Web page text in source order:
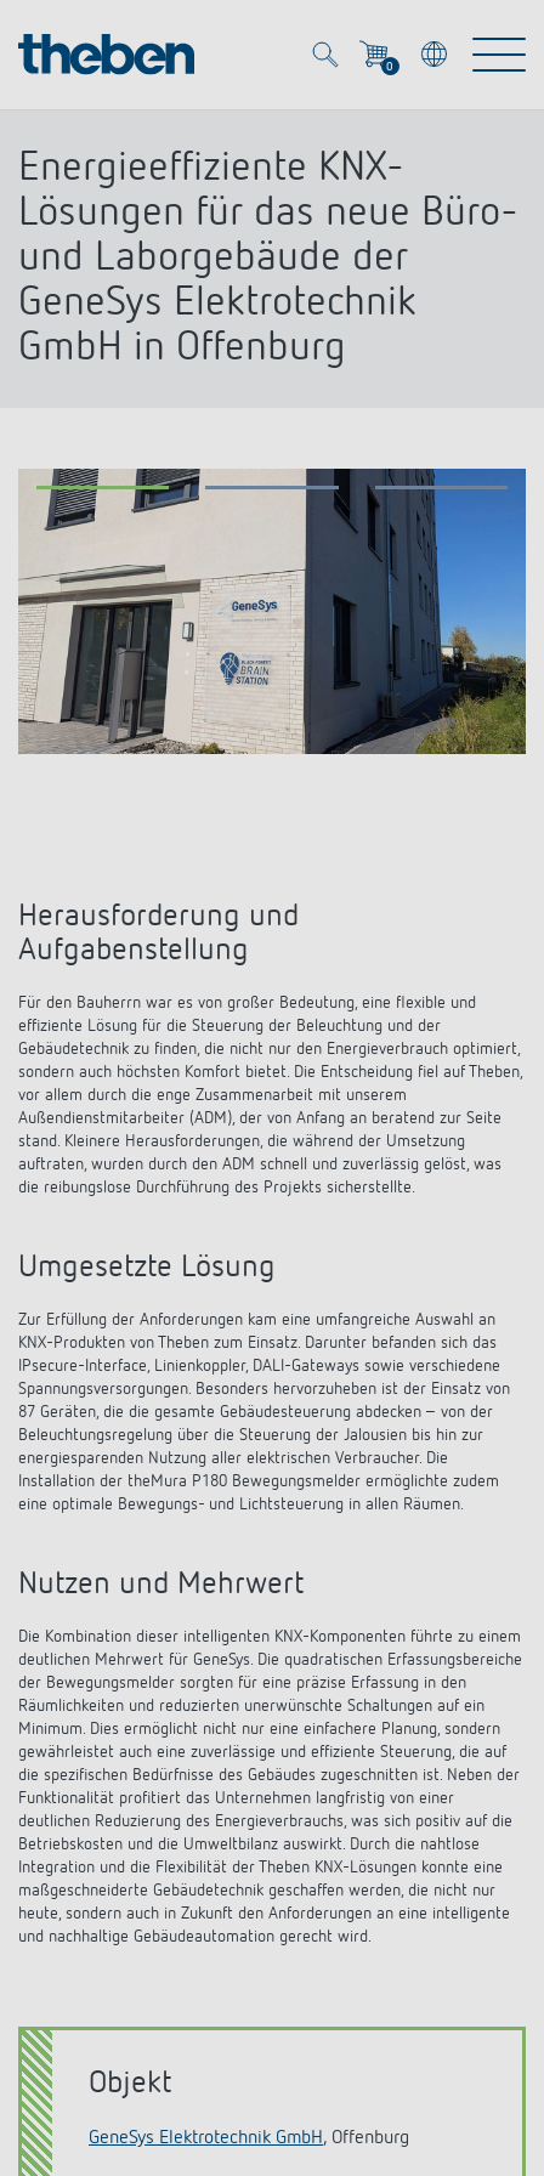
0
Produkte
Energy Manager
KNX
DALI
Präsenzmelder & Bewegungsmelder
LED-Leuchten
Zeit- und Lichtsteuerung
Klimaregelung
OEM
OEM-Lösungen
OEM-Referenzen
Lösungen
DALI-2 Lichtsteuerung
KNX-Systeme
KNX Smart Home System LUXORliving
Präsenzmelder und Bewegungsmelder
LED Beleuchtung
Referenzen
Downloads
Kataloge und Prospekte
Katalogbestellung
Seminare und Online-Trainings
Fachpresse
Unternehmen
Theben AG
News
Messe
Design
Historie
Karriere
Karriere bei Theben
Kontakt
Technischer Support
Vertrieb Weltweit
Anfrageformular
Anfahrt
Produktfinder
LUXORliving
Energieeffiziente KNX-
Lösungen für das neue Büro-
und Laborgebäude der
GeneSys Elektrotechnik
GmbH in Offenburg
Herausforderung und
Aufgabenstellung
Für den Bauherrn war es von großer Bedeutung, eine flexible und
effiziente Lösung für die Steuerung der Beleuchtung und der
Gebäudetechnik zu finden, die nicht nur den Energieverbrauch optimiert,
sondern auch höchsten Komfort bietet. Die Entscheidung fiel auf Theben,
vor allem durch die enge Zusammenarbeit mit unserem
Außendienstmitarbeiter (ADM), der von Anfang an beratend zur Seite
stand. Kleinere Herausforderungen, die während der Umsetzung
auftraten, wurden durch den ADM schnell und zuverlässig gelöst, was
die reibungslose Durchführung des Projekts sicherstellte.
Umgesetzte Lösung
Zur Erfüllung der Anforderungen kam eine umfangreiche Auswahl an
KNX-Produkten von Theben zum Einsatz. Darunter befanden sich das
IPsecure-Interface, Linienkoppler, DALI-Gateways sowie verschiedene
Spannungsversorgungen. Besonders hervorzuheben ist der Einsatz von
87 Geräten, die die gesamte Gebäudesteuerung abdecken – von der
Beleuchtungsregelung über die Steuerung der Jalousien bis hin zur
energiesparenden Nutzung aller elektrischen Verbraucher. Die
Installation der theMura P180 Bewegungsmelder ermöglichte zudem
eine optimale Bewegungs- und Lichtsteuerung in allen Räumen.
Nutzen und Mehrwert
Die Kombination dieser intelligenten KNX-Komponenten führte zu einem
deutlichen Mehrwert für GeneSys. Die quadratischen Erfassungsbereiche
der Bewegungsmelder sorgten für eine präzise Erfassung in den
Räumlichkeiten und reduzierten unerwünschte Schaltungen auf ein
Minimum. Dies ermöglicht nicht nur eine einfachere Planung, sondern
gewährleistet auch eine zuverlässige und effiziente Steuerung, die auf
die spezifischen Bedürfnisse des Gebäudes zugeschnitten ist. Neben der
Funktionalität profitiert das Unternehmen langfristig von einer
deutlichen Reduzierung des Energieverbrauchs, was sich positiv auf die
Betriebskosten und die Umweltbilanz auswirkt. Durch die nahtlose
Integration und die Flexibilität der Theben KNX-Lösungen konnte eine
maßgeschneiderte Gebäudetechnik geschaffen werden, die nicht nur
heute, sondern auch in Zukunft den Anforderungen an eine intelligente
und nachhaltige Gebäudeautomation gerecht wird.
Objekt
GeneSys Elektrotechnik GmbH, Offenburg